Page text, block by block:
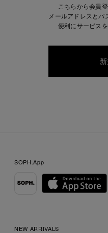
こちらから会員
メールアドレスとパ
便利にサービス
SOPH.App
NEW ARRIVALS